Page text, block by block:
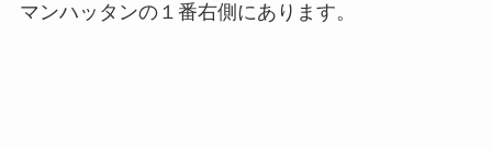
マンハッタンの１番右側にあります。